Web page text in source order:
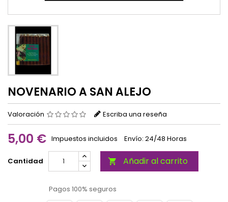
NOVENARIO A SAN ALEJO
Valoración Escriba una reseña
5,00 € Impuestos incluidos Envío: 24/48 Horas
Cantidad  Añadir al carrito
Pagos 100% seguros